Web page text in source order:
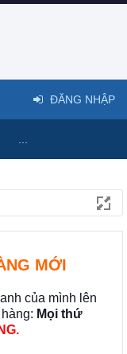
MỚI
của mình lên
Mọi thứ
ĐĂNG NHẬP